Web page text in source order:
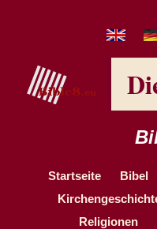
Startseite Bibel
Religionen